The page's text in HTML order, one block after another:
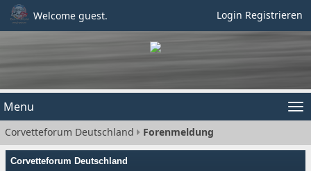
Welcome guest. Login Registrieren
Menu
Corvetteforum Deutschland Forenmeldung
Corvetteforum Deutschland